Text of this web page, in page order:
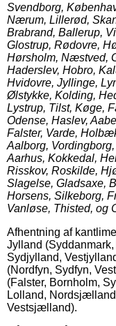
Svendborg,
Nærum, Lillerød,
Brabrand, Ballerup,
Glostrup, Rødovre,
Hørsholm, Næstved,
Haderslev, Hobro,
Hvidovre, Jyllinge,
Ølstykke, Kolding,
Lystrup, Tilst, Køge,
Odense, Haslev,
Falster, Varde,
Aalborg,
Aarhus, Kokkedal,
Risskov, Roskilde,
Slagelse, Gladsaxe,
Horsens, Silkeborg,
Vanløse, Thisted, og
Afhentning af
Jylland
Sydjylland,
(Nordfyn, Sydfyn,
(Falster, Bornholm,
Lolland,
Vestsjælland).